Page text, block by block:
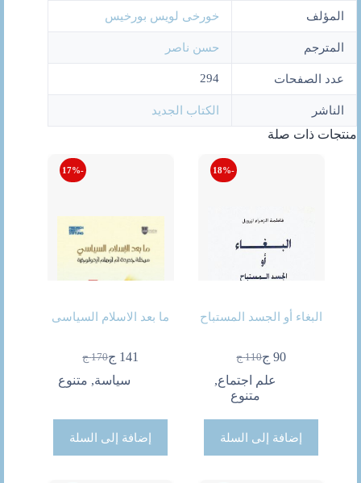
المؤلف خورخى لويس بورخيس
المترجم حسن ناصر
عدد الصفحات 294
الناشر الكتاب الجديد
منتجات ذات صلة
-18%
البغاء أو الجسد المستباح
110 ج
السعر
الأصلي
هو:
90 جالسعر
الحالي
هو:
علم اجتماع,
متنوع
إضافة إلى السلة
-17%
ما بعد الاسلام السياسى
170 ج
السعر
الأصلي
141 جالسعر
الحاليسياسة, متنوع
إضافة إلى السلة